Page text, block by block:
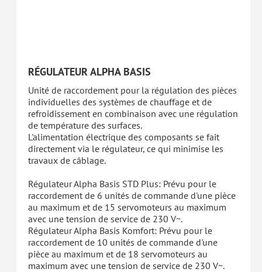
RÉGULATEUR ALPHA BASIS
Unité de raccordement pour la régulation des pièces
individuelles des systèmes de chauffage et de
refroidissement en combinaison avec une régulation
de température des surfaces.
L'alimentation électrique des composants se fait
directement via le régulateur, ce qui minimise les
travaux de câblage.
Régulateur Alpha Basis STD Plus: Prévu pour le
raccordement de 6 unités de commande d'une pièce
au maximum et de 15 servomoteurs au maximum
avec une tension de service de 230 V~.
Régulateur Alpha Basis Komfort: Prévu pour le
raccordement de 10 unités de commande d'une
pièce au maximum et de 18 servomoteurs au
maximum avec une tension de service de 230 V~.